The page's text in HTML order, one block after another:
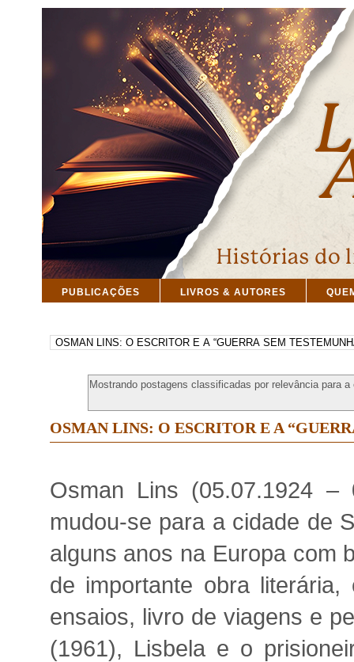
PUBLICAÇÕES LIVROS & AUTORES
Mostrando postagens classificadas por relevância para
OSMAN LINS: O ESCRITOR E A
Osman Lins (05.07.1924 –
mudou-se para a cidade de
alguns anos na Europa com
de importante obra
ensaios, livro de viagens e
(1961), Lisbela e o